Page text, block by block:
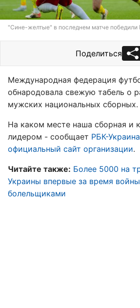
"Сине-желтые" в последнем матче
Поделиться
Международная федерация
обнародовала свежую табель о
мужских национальных сборных.
На каком месте наша сборная и
лидером - сообщает РБК-Украина
официальный сайт организации.
Читайте также: Более 5000 на
Украины впервые за время
болельщиками